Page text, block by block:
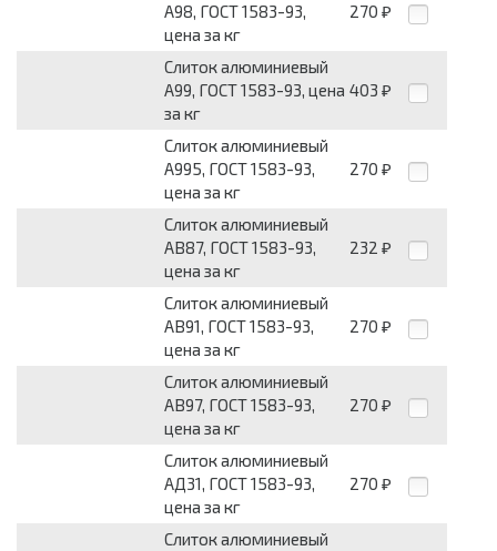
А98, ГОСТ 1583-93,
цена за кг
270 ₽
Слиток алюминиевый
А99, ГОСТ 1583-93, цена
за кг
403 ₽
Слиток алюминиевый
А995, ГОСТ 1583-93,
цена за кг
270 ₽
Слиток алюминиевый
АВ87, ГОСТ 1583-93,
цена за кг
232 ₽
Слиток алюминиевый
АВ91, ГОСТ 1583-93,
цена за кг
270 ₽
Слиток алюминиевый
АВ97, ГОСТ 1583-93,
цена за кг
270 ₽
Слиток алюминиевый
АД31, ГОСТ 1583-93,
цена за кг
270 ₽
Слиток алюминиевый